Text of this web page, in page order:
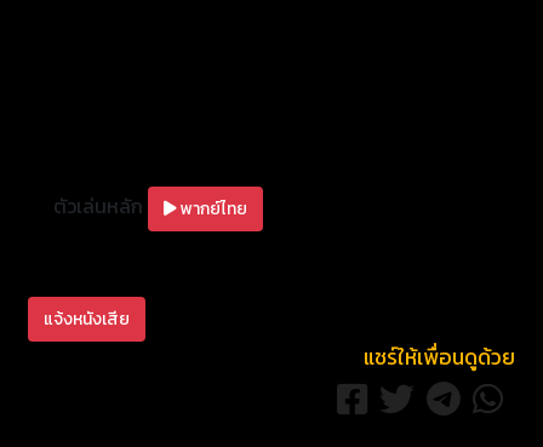
ตัวเล่นหลัก พากย์ไทย
แจ้งหนังเสีย
แชร์ให้เพื่อนดูด้วย